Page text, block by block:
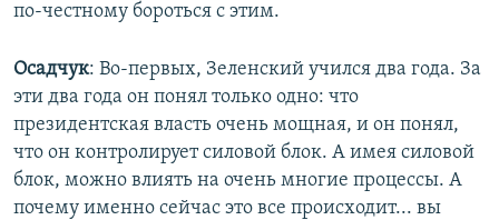
по-честному бороться с этим.
Осадчук: Во-первых, Зеленский учился два года. За
эти два года он понял только одно: что
президентская власть очень мощная, и он понял,
что он контролирует силовой блок. А имея силовой
блок, можно влиять на очень многие процессы. А
почему именно сейчас это все происходит... вы